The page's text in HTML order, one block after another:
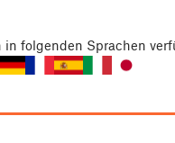
in folgenden Sprachen